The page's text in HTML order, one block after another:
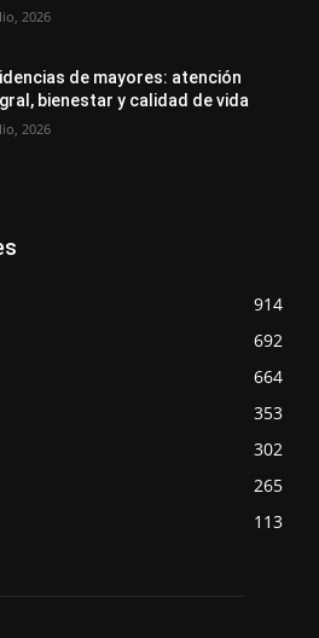
2026
de mayores: atención
bienestar y calidad de vida
2026
914
692
664
353
302
265
113